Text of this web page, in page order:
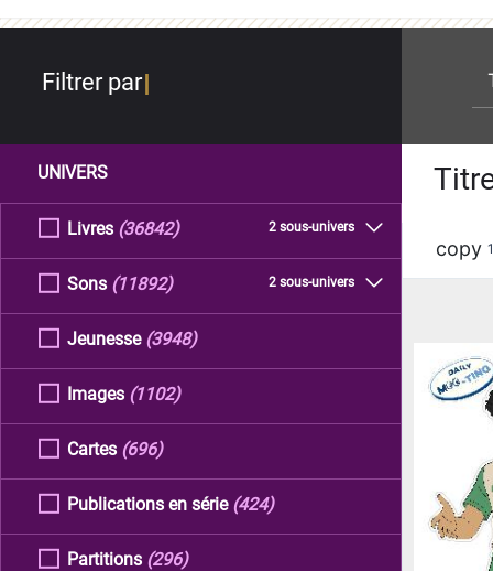
Filtrer par
UNIVERS
Livres 2 sous-univers
(36842)
Sons 2 sous-univers
(11892)
Jeunesse (3948)
Images (1102)
Cartes (696)
Publications en série (424)
Partitions (296)
copy